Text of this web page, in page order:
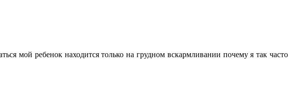
мой ребенок находится только на грудном вскармливании почему я так часто